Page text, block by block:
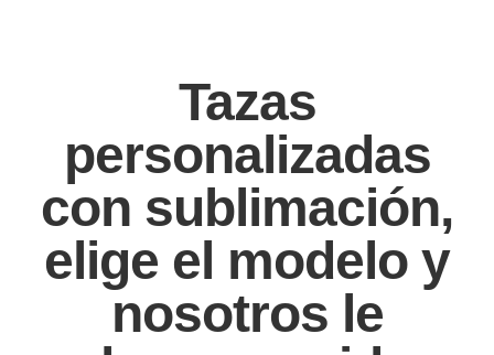
Tazas
personalizadas
con sublimación,
elige el modelo y
nosotros le